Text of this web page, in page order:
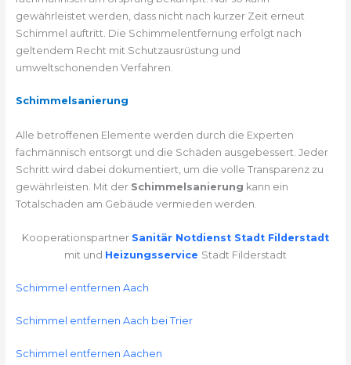
gewährleistet werden, dass nicht nach kurzer Zeit erneut
Schimmel auftritt. Die Schimmelentfernung erfolgt nach
geltendem Recht mit Schutzausrüstung und
umweltschonenden Verfahren.
Schimmelsanierung
Alle betroffenen Elemente werden durch die Experten
fachmännisch entsorgt und die Schäden ausgebessert. Jeder
Schritt wird dabei dokumentiert, um die volle Transparenz zu
gewährleisten. Mit der Schimmelsanierung kann ein
Totalschaden am Gebäude vermieden werden.
Kooperationspartner Sanitär Notdienst Stadt Filderstadt
mit und Heizungsservice Stadt Filderstadt
Schimmel entfernen Aach
Schimmel entfernen Aach bei Trier
Schimmel entfernen Aachen